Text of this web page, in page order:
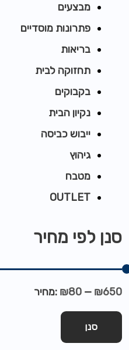
מבצעים
פתרונות מוסדיים
בריאות
תחזוקה לבית
בקבוקים
נקיון הבית
ייבוש כביסה
גיהוץ
מטבח
OUTLET
סנן לפי מחיר
סנן
מחיר: ₪80 — ₪650